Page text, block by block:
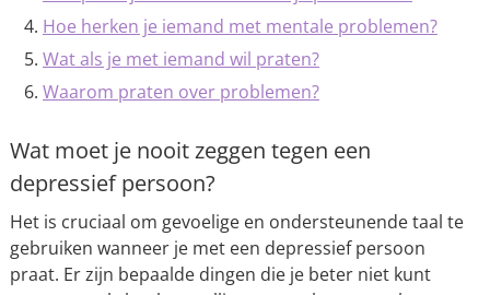
Hoe herken je iemand met mentale problemen?
Wat als je met iemand wil praten?
Waarom praten over problemen?
Wat moet je nooit zeggen tegen een
depressief persoon?
Het is cruciaal om gevoelige en ondersteunende taal te
gebruiken wanneer je met een depressief persoon
praat. Er zijn bepaalde dingen die je beter niet kunt